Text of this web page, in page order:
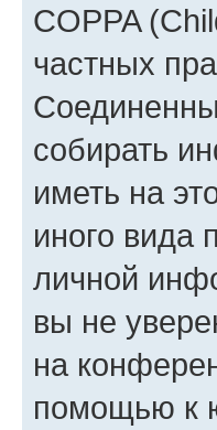
COPPA
частных
собирать
иметь на
иного вида
личной
вы не
на
помощью к